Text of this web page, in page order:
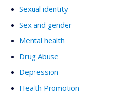
Sexual identity
Sex and gender
Mental health
Drug Abuse
Depression
Health Promotion